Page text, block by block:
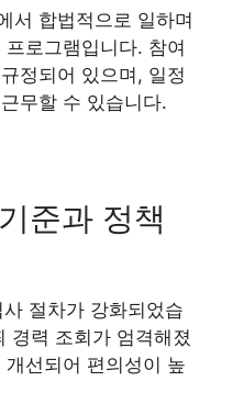
서 합법적으로 일하며
로그램입니다. 참여
정되어 있으며, 일정
무할 수 있습니다.
준과 정책
절차가 강화되었습
경력 조회가 엄격해졌
선되어 편의성이 높